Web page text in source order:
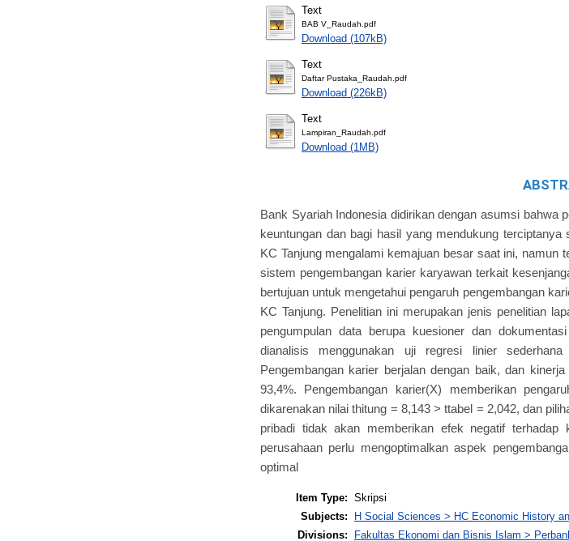
Text
BAB V_Raudah.pdf
Download (107kB)
Text
Daftar Pustaka_Raudah.pdf
Download (226kB)
Text
Lampiran_Raudah.pdf
Download (1MB)
Bank Syariah Indonesia didirikan dengan asumsi bahwa
keuntungan dan bagi hasil yang mendukung
KC Tanjung mengalami kemajuan besar saat ini, namun
sistem pengembangan karier karyawan terkait
bertujuan untuk mengetahui pengaruh pengembangan
KC Tanjung. Penelitian ini merupakan jenis penelitian
pengumpulan data berupa kuesioner dan
dianalisis menggunakan uji regresi linier
Pengembangan karier berjalan dengan baik, dan
93,4%. Pengembangan karier(X) memberikan
dikarenakan nilai thitung = 8,143 > ttabel = 2,042, dan
pribadi tidak akan memberikan efek negatif
perusahaan perlu mengoptimalkan aspek
optimal
Item Type: Skripsi
Subjects:
H Social Sciences > HC Economic History
Divisions:
Fakultas Ekonomi dan Bisnis Islam >